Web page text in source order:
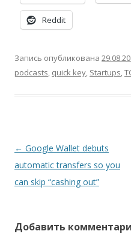
Reddit
Запись опубликована
podcasts, quick key, Startups,
Навигация
по
записям
← Google Wallet debuts
automatic transfers so you
can skip “cashing out”
Добавить